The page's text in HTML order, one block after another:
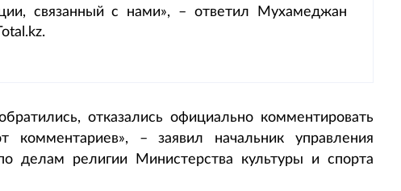
связанный с нами», – ответил Мухамеджан
отказались официально комментировать
– заявил начальник управления
делам религии Министерства культуры и спорта